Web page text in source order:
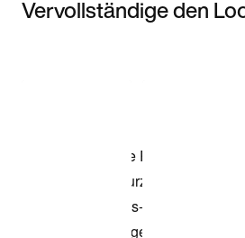
Vervollständige den